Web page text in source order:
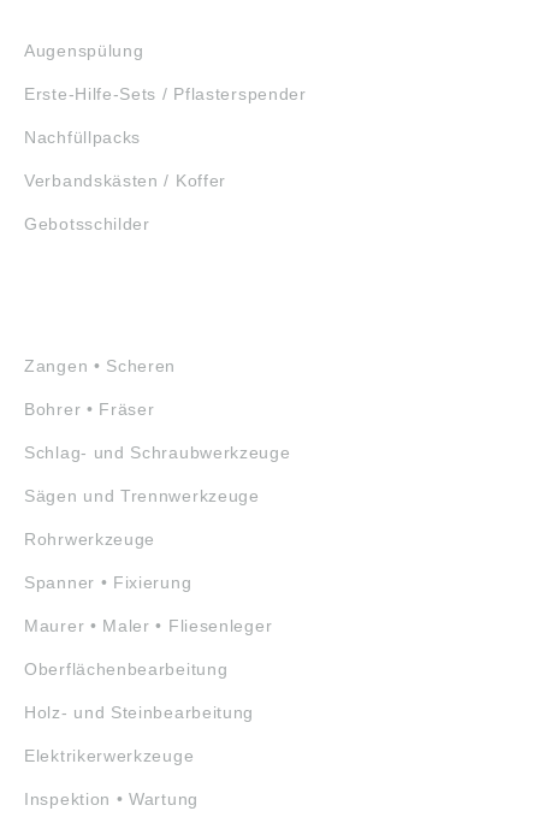
Augenspülung
Erste-Hilfe-Sets / Pflasterspender
Nachfüllpacks
Verbandskästen / Koffer
Gebotsschilder
Zangen • Scheren
Bohrer • Fräser
Schlag- und Schraubwerkzeuge
Sägen und Trennwerkzeuge
Rohrwerkzeuge
Spanner • Fixierung
Maurer • Maler • Fliesenleger
Oberflächenbearbeitung
Holz- und Steinbearbeitung
Elektrikerwerkzeuge
Inspektion • Wartung